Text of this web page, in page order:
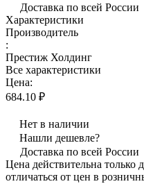
Доставка по всей России
Характеристики
Производитель
:
Престиж Холдинг
Все характеристики
Цена:
684.10 ₽
Нет в наличии
Нашли дешевле?
Доставка по всей России
Цена действительна только
отличаться от цен в